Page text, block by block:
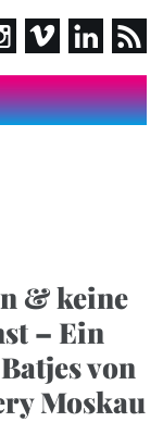
& keine
– Ein
von
Moskau